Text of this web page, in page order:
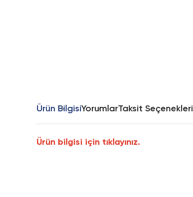
Ürün BilgisiYorumlarTaksit Seçenekleri
Ürün bilgisi için tıklayınız.